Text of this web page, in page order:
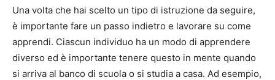
Una volta che hai scelto un tipo di istruzione da seguire,
è importante fare un passo indietro e lavorare su come
apprendi. Ciascun individuo ha un modo di apprendere
diverso ed è importante tenere questo in mente quando
si arriva al banco di scuola o si studia a casa. Ad esempio,